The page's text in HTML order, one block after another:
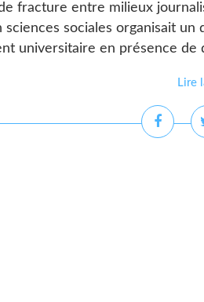
fracture entre milieux
sciences sociales organisait
universitaire en présence de
Lire